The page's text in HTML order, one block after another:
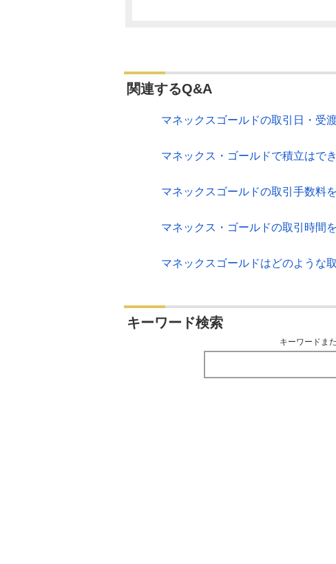
関連するQ&A
マネックスゴールドの取引日・受
マネックス・ゴールドで積立はで
マネックスゴールドの取引手数料
マネックス・ゴールドの取引時間
マネックスゴールドはどのような
キーワード検索
キーワードま